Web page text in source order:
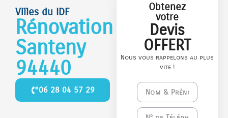
Villes du IDF
Rénovation
Santeny
94440
06 28 04 57 29
Obtenez
votre
Devis
OFFERT
Nous vous rappelons au plus
vite !